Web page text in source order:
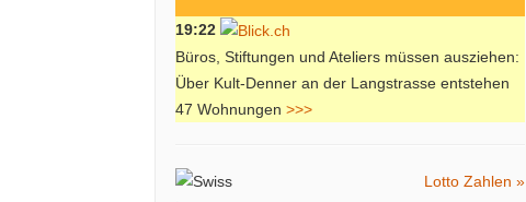
19:22
Büros, Stiftungen und Ateliers müssen ausziehen:
Über Kult-Denner an der Langstrasse entstehen
47 Wohnungen >>>
Lotto Zahlen »